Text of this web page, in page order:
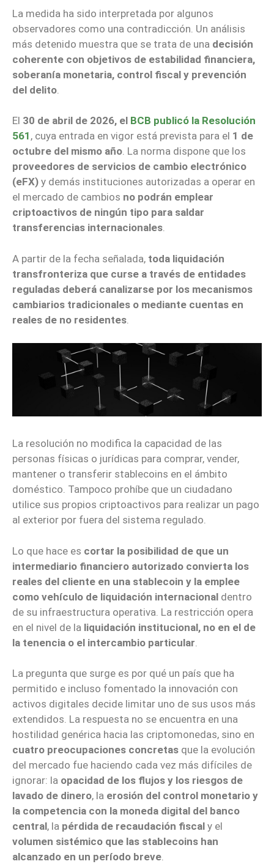
La medida ha sido interpretada por algunos
observadores como una contradicción. Un análisis
más detenido muestra que se trata de una decisión
coherente con objetivos de estabilidad financiera,
soberanía monetaria, control fiscal y prevención
del delito
El 30 de abril de 2026, el BCB publicó la Resolución
561 , cuya entrada en vigor está prevista para el 1 de
octubre del mismo año. La norma dispone que los
proveedores de servicios de cambio electrónico
(eFX) y demás instituciones autorizadas a operar en
el mercado de cambios no podrán emplear
criptoactivos de ningún tipo para saldar
transferencias internacionales.
A partir de la fecha señalada, toda liquidación
transfronteriza que curse a través de entidades
reguladas deberá canalizarse por los mecanismos
cambiarios tradicionales o mediante cuentas en
reales de no residentes
La resolución no modifica la capacidad de las
personas físicas o jurídicas para comprar, vender,
mantener o transferir stablecoins en el ámbito
doméstico. Tampoco prohíbe que un ciudadano
utilice sus propios criptoactivos para realizar un pago
al exterior por fuera del sistema regulado.
Lo que hace es cortar la posibilidad de que un
intermediario financiero autorizado convierta los
reales del cliente en una stablecoin y la emplee
como vehículo de liquidación internacional dentro
de su infraestructura operativa. La restricción opera
en el nivel de la liquidación institucional, no en el de
la tenencia o el intercambio particular
La pregunta que surge es por qué un país que ha
permitido e incluso fomentado la innovación con
activos digitales decide limitar uno de sus usos más
extendidos. La respuesta no se encuentra en una
hostilidad genérica hacia las criptomonedas, sino en
cuatro preocupaciones concretas que la evolución
del mercado fue haciendo cada vez más difíciles de
ignorar: la opacidad de los flujos y los riesgos de
lavado de dinero, la erosión del control monetario y
la competencia con la moneda digital del banco
central, la pérdida de recaudación fiscal y el
volumen sistémico que las stablecoins han
alcanzado en un período breve.